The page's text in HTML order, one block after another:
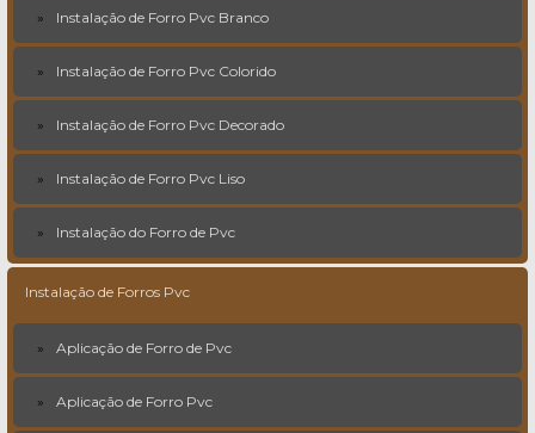
Instalação de Forro Pvc Branco
Instalação de Forro Pvc Colorido
Instalação de Forro Pvc Decorado
Instalação de Forro Pvc Liso
Instalação do Forro de Pvc
Instalação de Forros Pvc
Aplicação de Forro de Pvc
Aplicação de Forro Pvc